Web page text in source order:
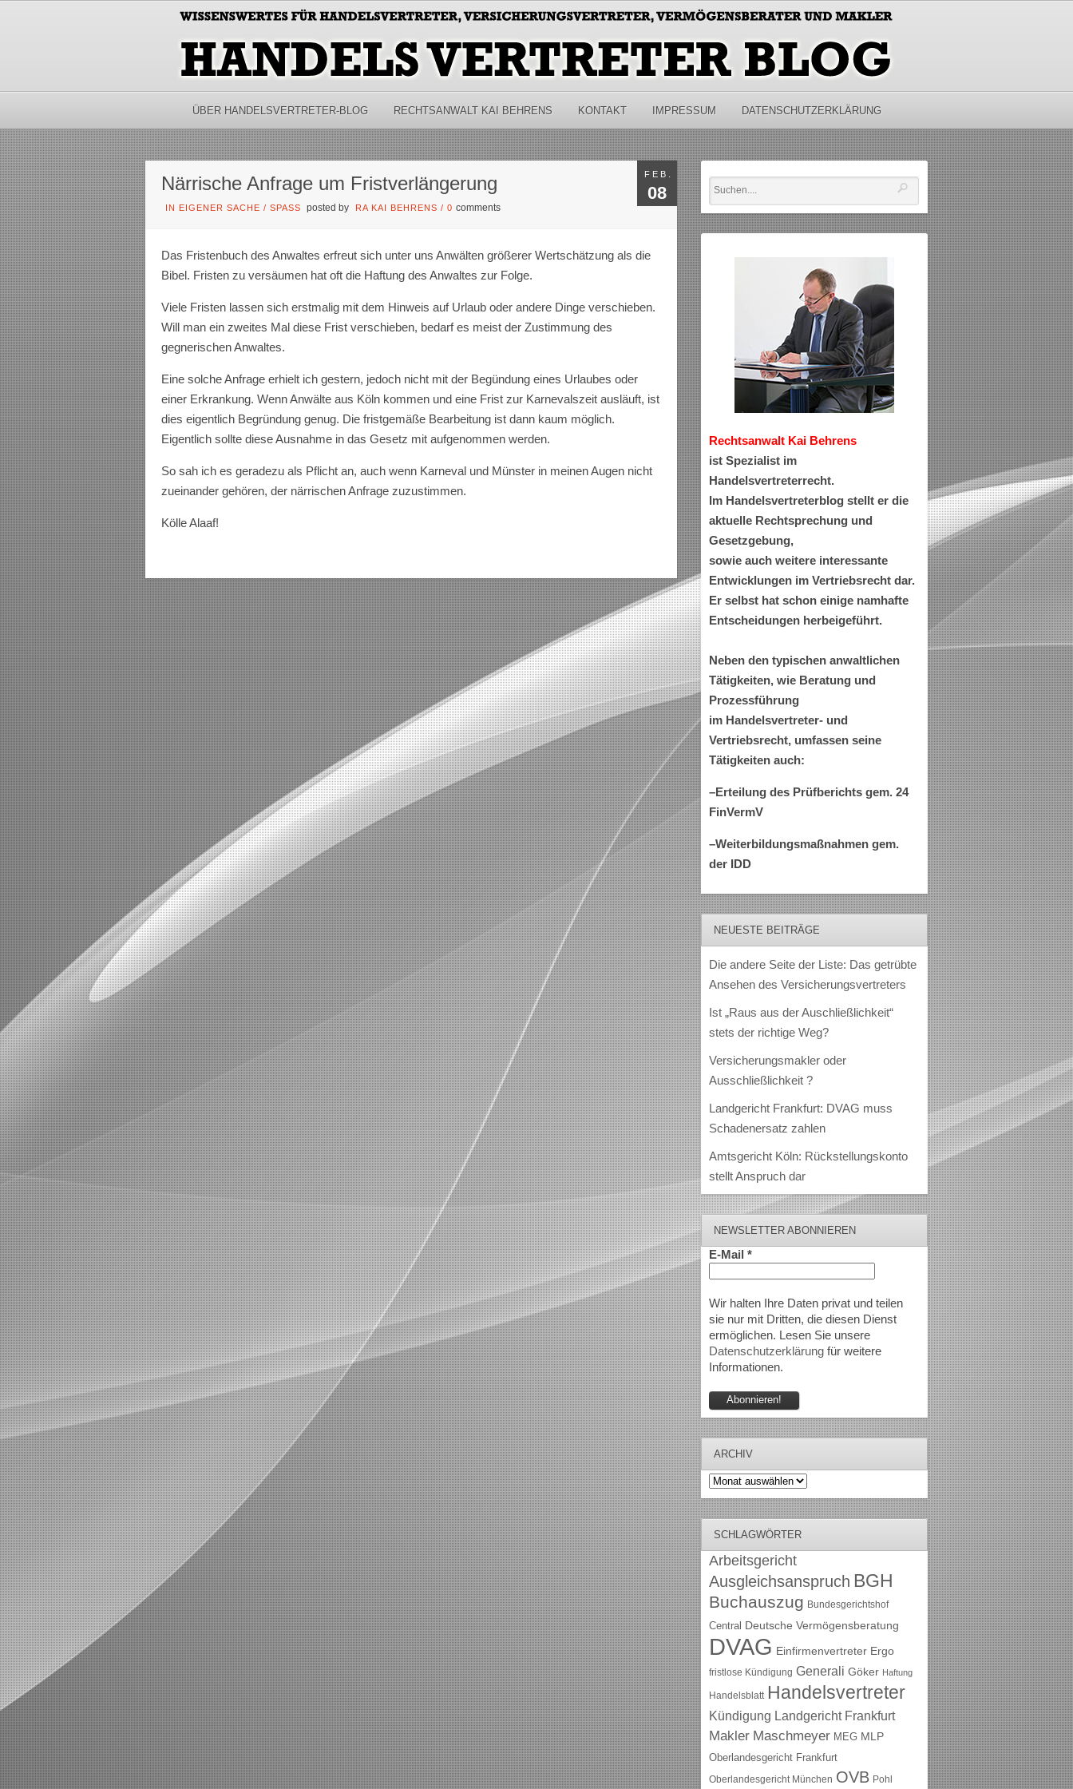
ÜBER HANDELSVERTRETER-BLOG RECHTSANWALT KAI BEHRENS KONTAKT IMPRESSUM DATENSCHUTZERKLÄRUNG
FEB.
08
Närrische Anfrage um Fristverlängerung
IN EIGENER SACHE /SPASS posted by RA KAI BEHRENS /0comments
Das Fristenbuch des Anwaltes erfreut sich unter uns Anwälten größerer Wertschätzung als die
Bibel. Fristen zu versäumen hat oft die Haftung des Anwaltes zur Folge.
Viele Fristen lassen sich erstmalig mit dem Hinweis auf Urlaub oder andere Dinge verschieben.
Will man ein zweites Mal diese Frist verschieben, bedarf es meist der Zustimmung des
gegnerischen Anwaltes.
Eine solche Anfrage erhielt ich gestern, jedoch nicht mit der Begündung eines Urlaubes oder
einer Erkrankung. Wenn Anwälte aus Köln kommen und eine Frist zur Karnevalszeit ausläuft, ist
dies eigentlich Begründung genug. Die fristgemäße Bearbeitung ist dann kaum möglich.
Eigentlich sollte diese Ausnahme in das Gesetz mit aufgenommen werden.
So sah ich es geradezu als Pflicht an, auch wenn Karneval und Münster in meinen Augen nicht
zueinander gehören, der närrischen Anfrage zuzustimmen.
Kölle Alaaf!
Rechtsanwalt Kai Behrens
ist Spezialist im
Handelsvertreterrecht.
Im Handelsvertreterblog stellt er die
aktuelle Rechtsprechung und
Gesetzgebung,
sowie auch weitere interessante
Entwicklungen im Vertriebsrecht dar.
Er selbst hat schon einige namhafte
Entscheidungen herbeigeführt.
Neben den typischen anwaltlichen
Tätigkeiten, wie Beratung und
Prozessführung
im Handelsvertreter- und
Vertriebsrecht, umfassen seine
Tätigkeiten auch:
–Erteilung des Prüfberichts gem. 24
FinVermV
–Weiterbildungsmaßnahmen gem.
der IDD
NEUESTE BEITRÄGE
Die andere Seite der Liste: Das getrübte
Ansehen des Versicherungsvertreters
Ist „Raus aus der Auschließlichkeit“
stets der richtige Weg?
Versicherungsmakler oder
Ausschließlichkeit ?
Landgericht Frankfurt: DVAG muss
Schadenersatz zahlen
Amtsgericht Köln: Rückstellungskonto
stellt Anspruch dar
NEWSLETTER ABONNIEREN
E-Mail *
Wir halten Ihre Daten privat und teilen
sie nur mit Dritten, die diesen Dienst
ermöglichen. Lesen Sie unsere
Datenschutzerklärungfür weitere
Informationen.
ARCHIV
Archiv
SCHLAGWÖRTER
Arbeitsgericht
Ausgleichsanspruch BGH
Buchauszug Bundesgerichtshof
Central Deutsche Vermögensberatung
DVAG Einfirmenvertreter Ergo
fristlose Kündigung Generali Göker Haftung
Handelsblatt Handelsvertreter
Kündigung Landgericht Frankfurt
Makler Maschmeyer MEG MLP
Oberlandesgericht Frankfurt
Oberlandesgericht München OVB Pohl